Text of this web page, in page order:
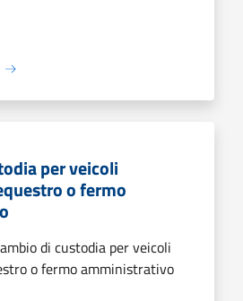
per veicoli
o fermo
di custodia per veicoli
o fermo amministrativo